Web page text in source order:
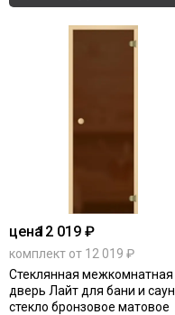
цена12 019 ₽
комплект от 12 019 ₽
Стеклянная межкомнатная
дверь Лайт для бани и
стекло бронзовое матовое